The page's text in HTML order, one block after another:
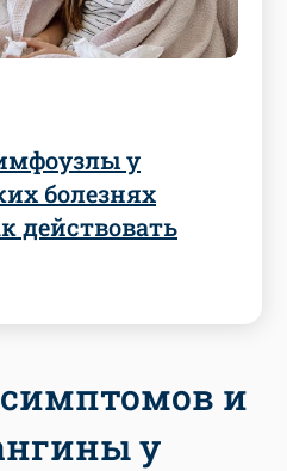
у
болезнях
действовать
и
у